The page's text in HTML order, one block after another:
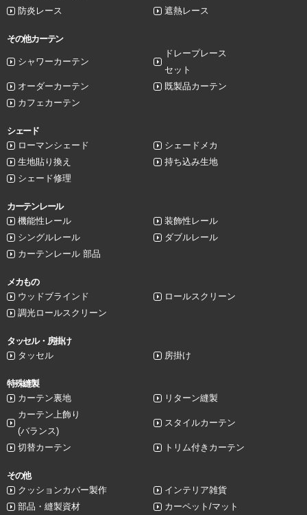
防炎レース
遮熱レース
その他カーテン
シャワーカーテン
ドレープレース
セット
オーダーカーテン
既製品カーテン
カフェカーテン
シェード
ローマンシェード
シェードメカ
生地貼り換え
持ち込み生地
シェード修理
カーテンレール
機能性レール
装飾性レール
シングルレール
ダブルレール
カーテンレール 部品
メカもの
ウッドブラインド
ロールスクリーン
調光ロールスクリーン
タッセル・房掛け
タッセル
房掛け
特殊縫製
カーテン裏地
リターン縫製
カーテン上飾り
(バランス)
スタイルカーテン
切替カーテン トリム付きカーテン
その他
クッションカバー製作
インテリア雑貨
部品・縫製資材
カーペット/マット